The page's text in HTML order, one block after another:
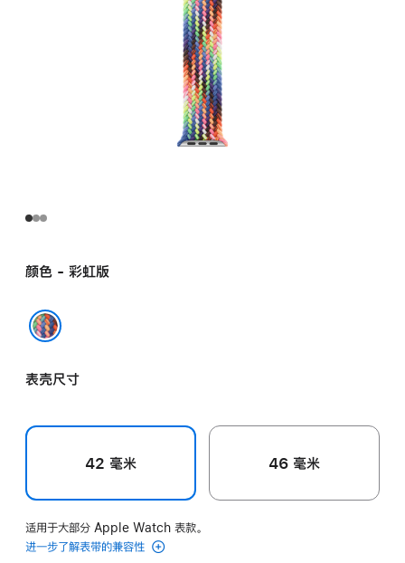
颜色 - 彩虹版
表壳尺寸
42 毫米 46 毫米
适用于大部分 Apple Watch 表款。
进一步了解表带的兼容性